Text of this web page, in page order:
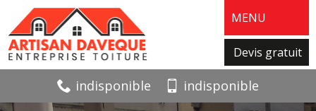
MENU
Devis gratuit
indisponible indisponible